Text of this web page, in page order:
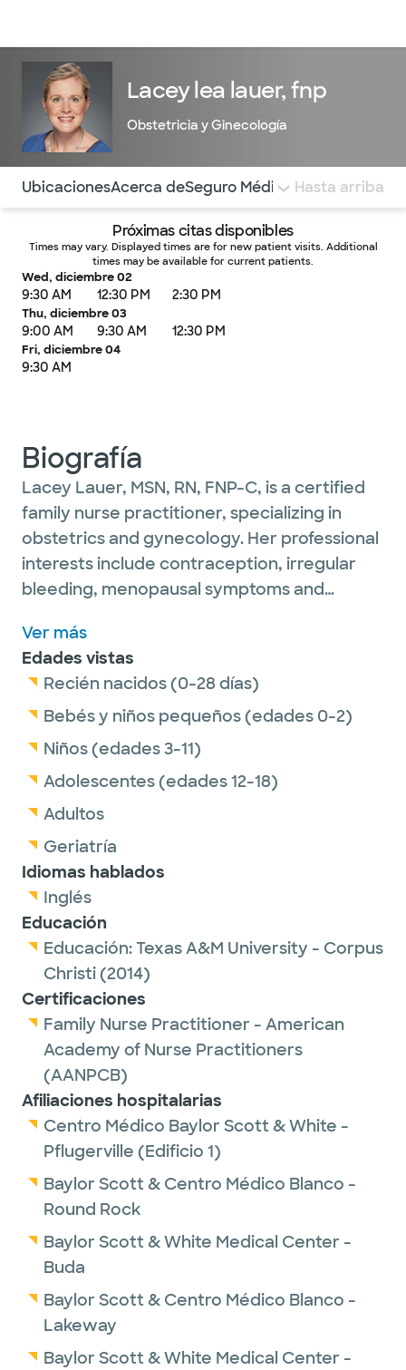
Lacey lea lauer, fnp
Obstetricia y Ginecología
Utilice esta navegación para saltar rápidamente a
UbicacionesAcerca deSeguro Médico COMENTARIOS
Hasta arriba
Próximas citas disponibles
Times may vary. Displayed times are for new patient visits. Additional
times may be available for current patients.
Wed, diciembre 02
9:30 AM 12:30 PM 2:30 PM
Thu, diciembre 03
9:00 AM 9:30 AM 12:30 PM
Fri, diciembre 04
9:30 AM
Biografía
Lacey Lauer, MSN, RN, FNP-C, is a certified
family nurse practitioner, specializing in
obstetrics and gynecology. Her professional
interests include contraception, irregular
bleeding, menopausal symptoms and
She is passionate about educating her adult
and adolescent patients on diet, exercise
and changes in lifespan to promote good
health and longevity.
Outside of work, Lacey enjoys watching her
kids play baseball, volleyball and golf. She
also spends time reading, cooking and
golfing.
Ver más
Edades vistas
Recién nacidos (0-28 días)
Bebés y niños pequeños (edades 0-2)
Niños (edades 3-11)
Adolescentes (edades 12-18)
Adultos
Geriatría
Idiomas hablados
Inglés
Educación
Educación:Texas A&M University - Corpus
Christi(2014)
Certificaciones
Family Nurse Practitioner - American
Academy of Nurse Practitioners
(AANPCB)
Afiliaciones hospitalarias
Centro Médico Baylor Scott & White -
Pflugerville (Edificio 1)
Baylor Scott & Centro Médico Blanco -
Round Rock
Baylor Scott & White Medical Center -
Buda
Baylor Scott & Centro Médico Blanco -
Lakeway
Baylor Scott & White Medical Center -